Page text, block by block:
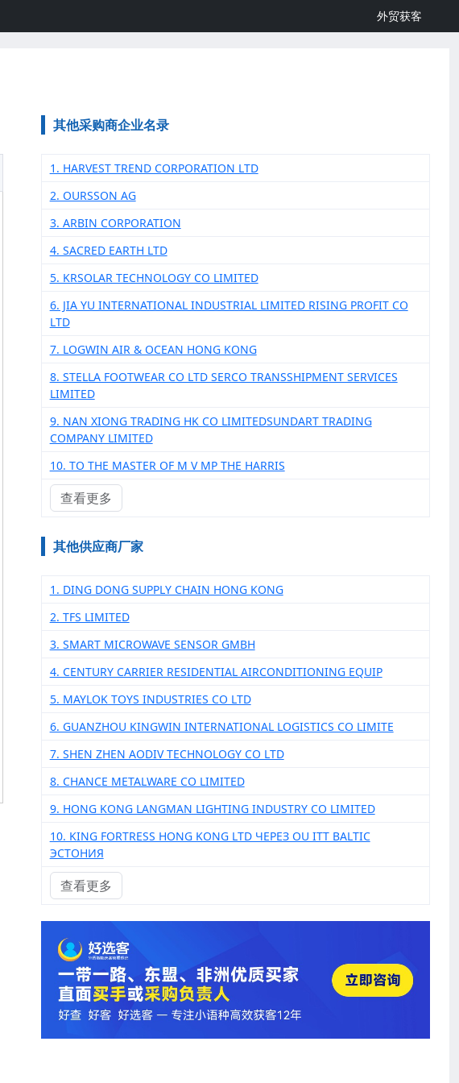
外贸获客
其他采购商企业名录
1. HARVEST TREND CORPORATION LTD
2. OURSSON AG
3. ARBIN CORPORATION
4. SACRED EARTH LTD
5. KRSOLAR TECHNOLOGY CO LIMITED
6. JIA YU INTERNATIONAL INDUSTRIAL LIMITED RISING PROFIT CO
LTD
7. LOGWIN AIR & OCEAN HONG KONG
8. STELLA FOOTWEAR CO LTD SERCO TRANSSHIPMENT SERVICES
LIMITED
9. NAN XIONG TRADING HK CO LIMITEDSUNDART TRADING
COMPANY LIMITED
10. TO THE MASTER OF M V MP THE HARRIS
查看更多
其他供应商厂家
1. DING DONG SUPPLY CHAIN HONG KONG
2. TFS LIMITED
3. SMART MICROWAVE SENSOR GMBH
4. CENTURY CARRIER RESIDENTIAL AIRCONDITIONING EQUIP
5. MAYLOK TOYS INDUSTRIES CO LTD
6. GUANZHOU KINGWIN INTERNATIONAL LOGISTICS CO LIMITE
7. SHEN ZHEN AODIV TECHNOLOGY CO LTD
8. CHANCE METALWARE CO LIMITED
9. HONG KONG LANGMAN LIGHTING INDUSTRY CO LIMITED
10. KING FORTRESS HONG KONG LTD ЧЕРЕЗ OU ITT BALTIC
ЭСТОНИЯ
查看更多